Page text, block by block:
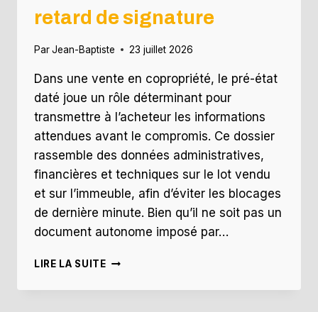
retard de signature
ParJean-Baptiste 23 juillet 2026
Dans une vente en copropriété, le pré-état
daté joue un rôle déterminant pour
transmettre à l’acheteur les informations
attendues avant le compromis. Ce dossier
rassemble des données administratives,
financières et techniques sur le lot vendu
et sur l’immeuble, afin d’éviter les blocages
de dernière minute. Bien qu’il ne soit pas un
document autonome imposé par…
LIRE LA SUITEMODÈLE
ÉTAT